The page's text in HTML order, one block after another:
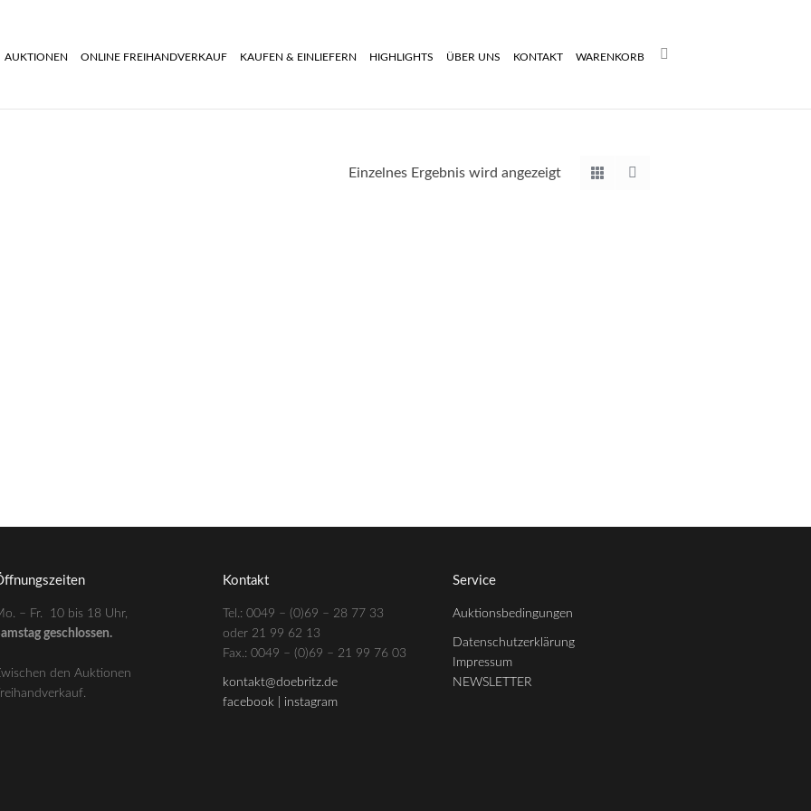
AUKTIONEN ONLINE FREIHANDVERKAUF KAUFEN & EINLIEFERN HIGHLIGHTS ÜBER UNS KONTAKT WARENKORB Search:
Einzelnes Ergebnis wird angezeigt
– Fr. 10 bis 18 Uhr,
geschlossen.
den Auktionen
Kontakt
Tel.: 0049 – (0)69 – 28 77 33
oder 21 99 62 13
Fax.: 0049 – (0)69 – 21 99 76 03
kontakt@doebritz.de
facebook | instagram
Service
Auktionsbedingungen
Datenschutzerklärung
Impressum
NEWSLETTER